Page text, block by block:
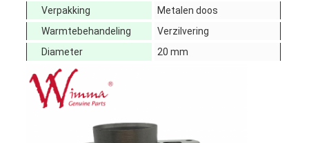
Verpakking
Metalen doos
Warmtebehandeling
Verzilvering
Diameter
20 mm